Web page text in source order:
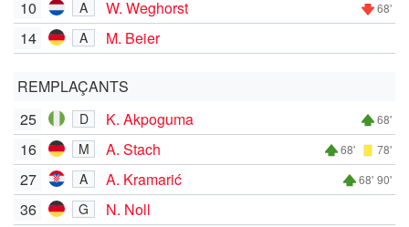
10 A W. Weghorst 68'
14 A M. Beier
REMPLAÇANTS
25
D K. Akpoguma 68'
16 M A. Stach 68' 78'
27 A A. Kramarić 68' 90'
36 G
N. Noll